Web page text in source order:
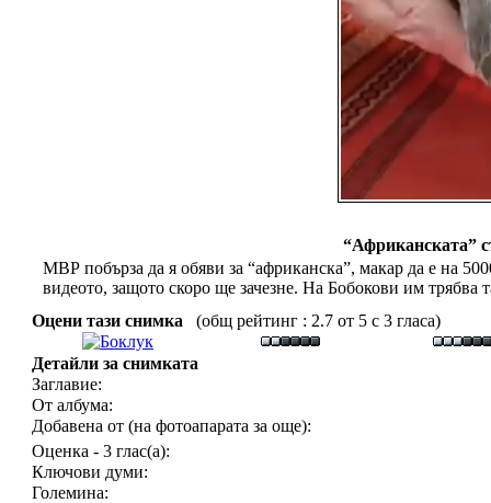
“Африканската”
МВР побърза да я обяви за “африканска”, макар да е на
видеото, защото скоро ще зачезне. На Бобокови им трябва
Оцени тази снимка
(общ рейтинг : 2.7 от 5 с 3 гласа)
Детайли за снимката
Заглавие:
От албума:
Добавена от (на фотоапарата за още):
Оценка - 3 глас(а):
Ключови думи:
Големина: